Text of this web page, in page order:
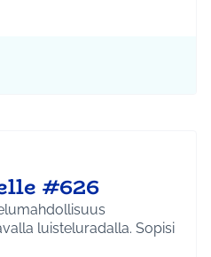
Koko Tuusula
#626
luisteluradalla. Sopisi